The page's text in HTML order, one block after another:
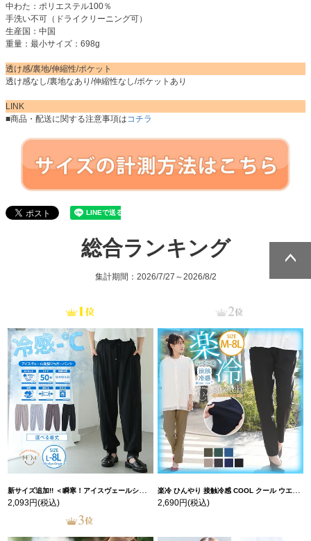
中わた：ポリエステル100％
手洗い不可（ドライクリーニング可）
生産国：中国
重量：最小サイズ：698g
透け感/裏地/伸縮性/ポケット
透け感なし/裏地なあり/伸縮性なし/ポケットあり
LINK
■商品・配送に関する注意事項は コチラ
総合ランキング
集計期間：2026/7/27～2026/8/2
新サイズ追加!! ＜瞬寒！アイスヴェールシリーズ＞ 美脚 ジョガーパンツ 【ウェストゴム】 【ストレッチ】 | 大きいサイズの通販ならハッピーマリリン
2,093円(税込)
楽冷 ひんやり 接触冷感 COOL クール ウエストゴム 楽ちん ストレッチ 美脚 レギパン 【ストレッチ】 | 大きいサイズの通販ならハッピーマリリン
2,690円(税込)